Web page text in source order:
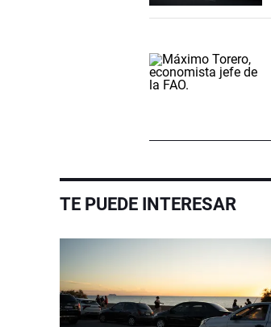
TE PUEDE INTERESAR